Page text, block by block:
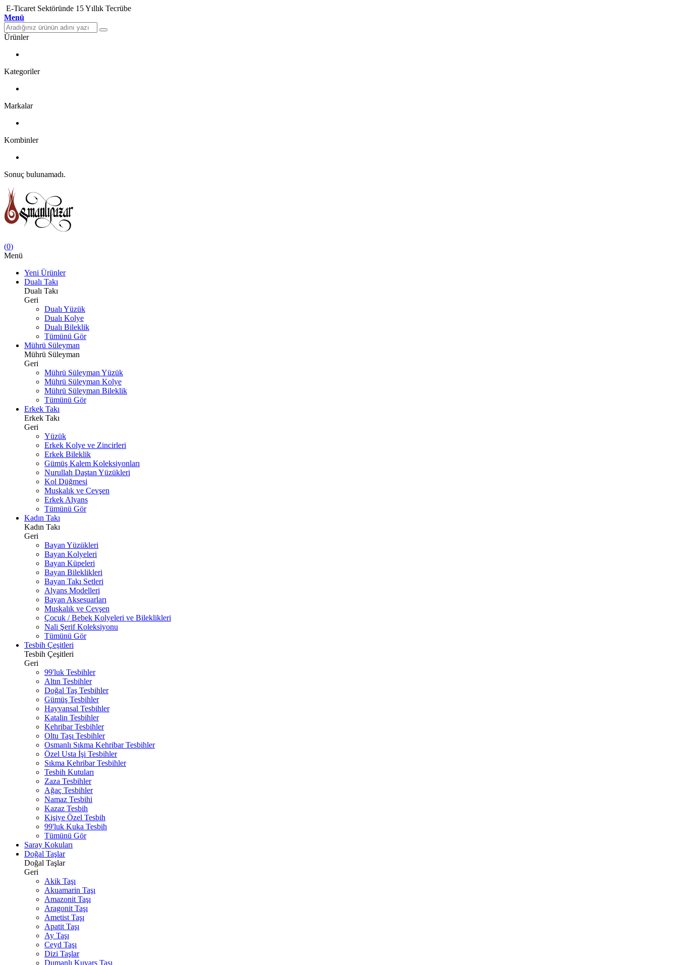
E-Ticaret Sektöründe 15 Yıllık Tecrübe
Menü
Ürünler
Kategoriler
Markalar
Kombinler
Sonuç bulunamadı.
(0)
Menü
Yeni Ürünler
Dualı Takı
Dualı Takı
Geri
Dualı Yüzük
Dualı Kolye
Dualı Bileklik
Tümünü Gör
Mührü Süleyman
Mührü Süleyman
Geri
Mührü Süleyman Yüzük
Mührü Süleyman Kolye
Mührü Süleyman Bileklik
Tümünü Gör
Erkek Takı
Erkek Takı
Geri
Yüzük
Erkek Kolye ve Zincirleri
Erkek Bileklik
Gümüş Kalem Koleksiyonları
Nurullah Daştan Yüzükleri
Kol Düğmesi
Muskalık ve Cevşen
Erkek Alyans
Tümünü Gör
Kadın Takı
Kadın Takı
Geri
Bayan Yüzükleri
Bayan Kolyeleri
Bayan Küpeleri
Bayan Bileklikleri
Bayan Takı Setleri
Alyans Modelleri
Bayan Aksesuarları
Muskalık ve Cevşen
Çocuk / Bebek Kolyeleri ve Bileklikleri
Nali Şerif Koleksiyonu
Tümünü Gör
Tesbih Çeşitleri
Tesbih Çeşitleri
Geri
99'luk Tesbihler
Altın Tesbihler
Doğal Taş Tesbihler
Gümüş Tesbihler
Hayvansal Tesbihler
Katalin Tesbihler
Kehribar Tesbihler
Oltu Taşı Tesbihler
Osmanlı Sıkma Kehribar Tesbihler
Özel Usta İşi Tesbihler
Sıkma Kehribar Tesbihler
Tesbih Kutuları
Zaza Tesbihler
Ağaç Tesbihler
Namaz Tesbihi
Kazaz Tesbih
Kişiye Özel Tesbih
99'luk Kuka Tesbih
Tümünü Gör
Saray Kokuları
Doğal Taşlar
Doğal Taşlar
Geri
Akik Taşı
Akuamarin Taşı
Amazonit Taşı
Aragonit Taşı
Ametist Taşı
Apatit Taşı
Ay Taşı
Ceyd Taşı
Dizi Taşlar
Dumanlı Kuvars Taşı